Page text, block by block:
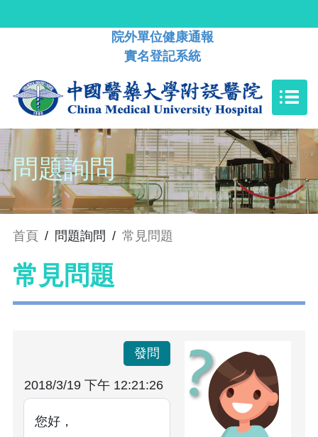
院外單位健康通報
實名登記系統
問題詢問
首頁 / 問題詢問 / 常見問題
常見問題
發問
2018/3/19 下午 12:21:26
您好，